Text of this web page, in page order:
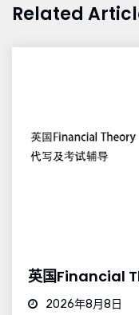
Related
英国Financial
2026年8月8日